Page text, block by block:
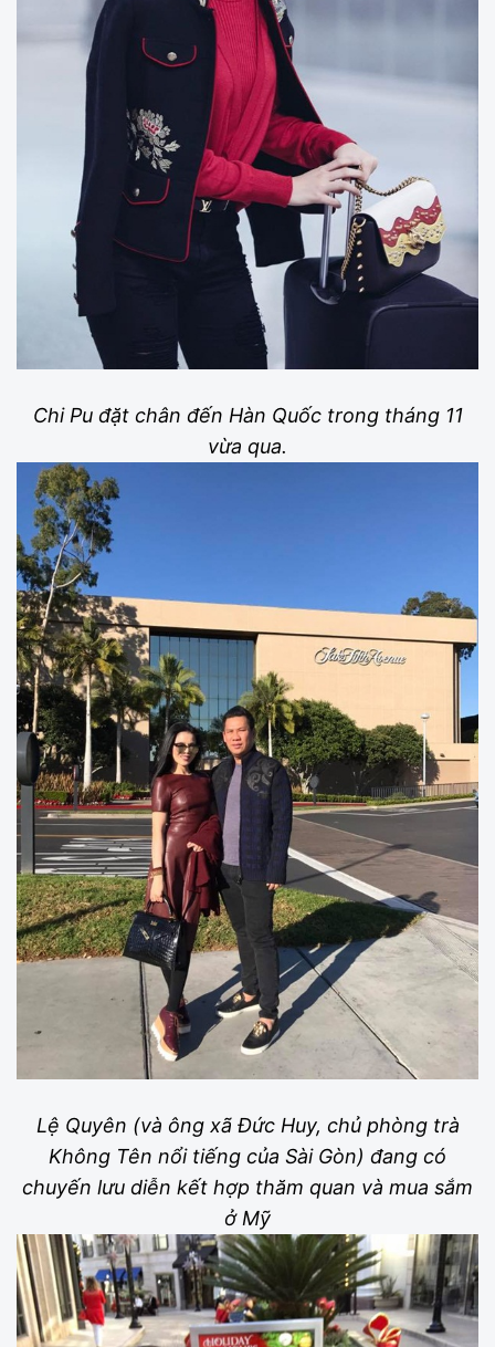
Chi Pu đặt chân đến Hàn Quốc trong tháng 11
vừa qua.
Lệ Quyên (và ông xã Đức Huy, chủ phòng trà
Không Tên nổi tiếng của Sài Gòn) đang có
chuyến lưu diễn kết hợp thăm quan và mua sắm
ở Mỹ